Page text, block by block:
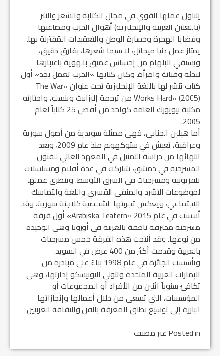
يتناول عملها القوي في مجال الكتابة والشعر والنثر
(باللغتين العربية والإنجليزية) أهوال الحرب ومصاعبها
وقضايا الهجرة وخسارة الوطن والتعقيدات المُقترنة بها.
يمتاز عمل دنيا ميخائل، لا سيما شعرها، بفارق دقيق،
ويستقي الإلهام من إحساس عميق بالهوية باعتبارها
لاجئة وفنانة وامرأة. وكان كتابها «الحرب تعمل بجد» أول
كتاب يُنشر لها باللغة الإنجليزية تحت عنوان «The War
Works Hard» (2005) من ترجمة إليزابيث وينسلو، واختارته
مكتبة نيويورك العامة كواحد من أفضل 25 كتاباً لعام
2005.
أما هيلين الجنابي، فهي ممثلة سويدية من أصول سورية
وعراقية، تعيش في ستوكهولم منذ عام 2009، وبعد
انتهائها من دراسة التمثيل في المعهد العالي للفنون
المسرحية في دمشق، شاركت في عدة أفلام ومسلسلات
تلفزيونية ومسرحيات في الشرق الأوسط. ويتطرق عملها
لموضوعات التشرد والمنفى القسري واللغة والتماسك
الاجتماعي، ويعكس تجربتها الشخصية كلاجئة سورية. وقد
أسست في عام 2015 «Arabiska Teatern» أول فرقة
مسرحية محترفة ناطقة بالعربية في أوروبا وهي الوحيدة
من نوعها. وقد أنتجت هذه الفرقة خمس مسرحيات
بالعربية وقدمت أكثر من 400 عرض في السويد.
وتأسست الجائزة في عام 1998 بناءً على مبادرة من
الإمارات العربية المتحدة وتتولى اليونيسكو إدارتها، وهي
تكافئ سنوياً اثنين من الأفراد أو المجموعات أو
المؤسسات، التي تسعى من خلال أعمالها وإنجازاتها
البارزة إلى توسيع نطاق المعرفة بالفن والثقافة العربيين
Posted in غير مصنف